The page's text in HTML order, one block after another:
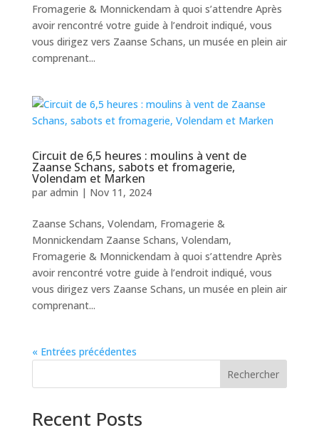
Fromagerie & Monnickendam à quoi s’attendre Après
avoir rencontré votre guide à l’endroit indiqué, vous
vous dirigez vers Zaanse Schans, un musée en plein air
comprenant...
Circuit de 6,5 heures : moulins à vent de
Zaanse Schans, sabots et fromagerie,
Volendam et Marken
par admin | Nov 11, 2024
Zaanse Schans, Volendam, Fromagerie &
Monnickendam Zaanse Schans, Volendam,
Fromagerie & Monnickendam à quoi s’attendre Après
avoir rencontré votre guide à l’endroit indiqué, vous
vous dirigez vers Zaanse Schans, un musée en plein air
comprenant...
« Entrées précédentes
Rechercher
Recent Posts